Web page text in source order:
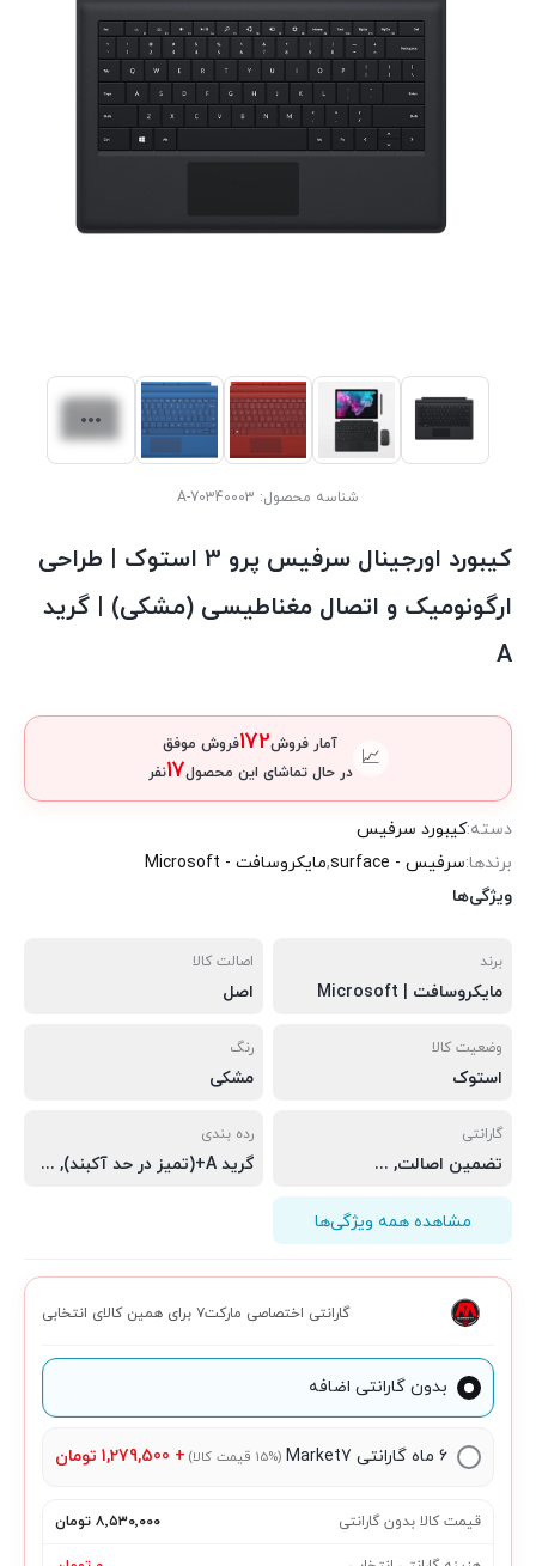
شناسه محصول: 70340003-A
کیبورد اورجینال سرفیس پرو 3 استوک | طراحی
ارگونومیک و اتصال مغناطیسی (مشکی) | گرید
A
📈
آمار فروش172فروش موفق
در حال تماشای این محصول17نفر
دسته:کیبورد سرفیس
برندها:سرفیس - surface ,مایکروسافت - Microsoft
ویژگی‌ها
برند
مایکروسافت | Microsoft
اصالت کالا
اصل
وضعیت کالا
استوک
رنگ
مشکی
گارانتی
تضمین اصالت ,
سلامت فیزیکی مهلت تست 7 روزه
رده بندی
گرید A+(تمیز در حد آکبند), گرید A (تمیز در حد آکبند با خط و خش جزیی)
مشاهده همه ویژگی‌ها
گارانتی اختصاصی مارکت۷ برای همین کالای انتخابی
بدون گارانتی اضافه
۶ ماه گارانتی Market7 (15% قیمت کالا) +
1,279,500 تومان
قیمت کالا بدون گارانتی ۸٬۵۳۰٬۰۰۰ تومان